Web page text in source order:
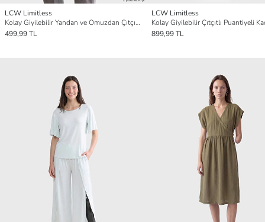
LCW Limitless
Kolay Giyilebilir Yandan ve Omuzdan Çıtçıtlı Bluz
499,99 TL
LCW Limitless
899,99 TL